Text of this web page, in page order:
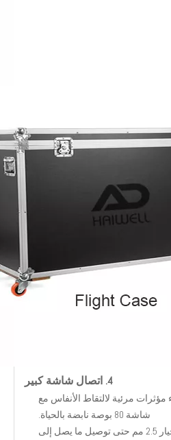
4. اتصال شاشة كبير
مؤثرات مرئية لالتقاط الأنفاس مع
شاشة 80 بوصة نابضة بالحياة.
يتيح خيار 2.5 مم حتى توصيل ما يصل إلى